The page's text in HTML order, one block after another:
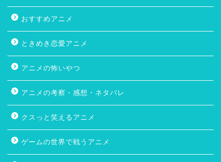
おすすめアニメ
ときめき恋愛アニメ
アニメの怖いやつ
アニメの考察・感想・ネタバレ
クスっと笑えるアニメ
ゲームの世界で戦うアニメ